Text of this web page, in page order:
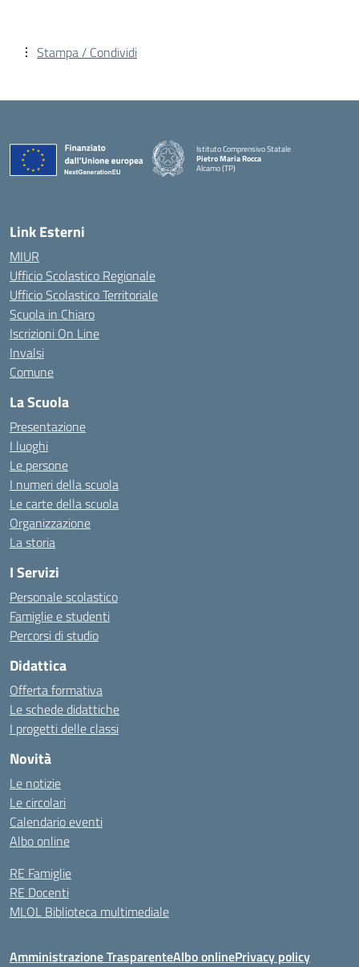
Stampa / Condividi
Istituto Comprensivo Statale
Pietro Maria Rocca
Alcamo (TP)
Link Esterni
MIUR
Ufficio Scolastico Regionale
Ufficio Scolastico Territoriale
Scuola in Chiaro
Iscrizioni On Line
Invalsi
Comune
La Scuola
Presentazione
I luoghi
Le persone
I numeri della scuola
Le carte della scuola
Organizzazione
La storia
I Servizi
Personale scolastico
Famiglie e studenti
Percorsi di studio
Didattica
Offerta formativa
Le schede didattiche
I progetti delle classi
Novità
Le notizie
Le circolari
Calendario eventi
Albo online
RE Famiglie
RE Docenti
MLOL Biblioteca multimediale
Amministrazione TrasparenteAlbo onlinePrivacy policy